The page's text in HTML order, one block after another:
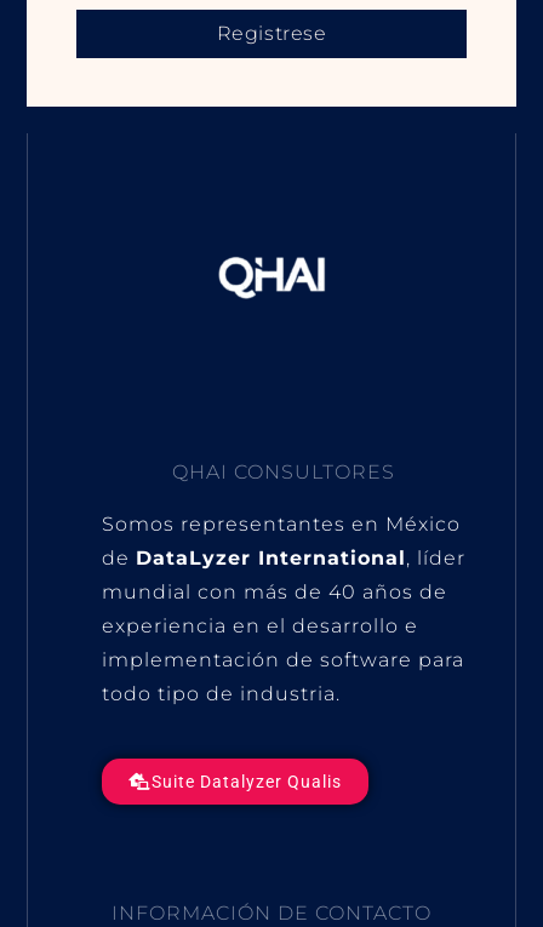
Registrese
QHAI CONSULTORES
Somos representantes en México
de DataLyzer International , líder
mundial con más de 40 años de
experiencia en el desarrollo e
implementación de software para
todo tipo de industria.
Suite Datalyzer Qualis
INFORMACIÓN DE CONTACTO